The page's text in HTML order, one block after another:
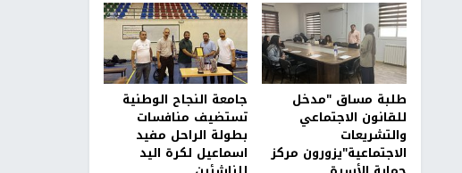
طلبة مساق "مدخل
للقانون الاجتماعي
والتشريعات
الاجتماعية"يزورون مركز
جامعة النجاح الوطنية
تستضيف منافسات
بطولة الراحل مفيد
اسماعيل لكرة اليد